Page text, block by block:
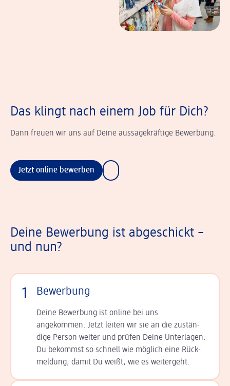
Das klingt nach einem Job für Dich?
Dann freuen wir uns auf Deine aussagekräftige Bewerbung.
Jetzt online bewerben
Deine Bewerbung ist abgeschickt –
und nun?
1 Bewerbung
Deine Bewerbung ist online bei uns
angekommen. Jetzt leiten wir sie an die zu­stän­
dige Person weiter und prüfen Deine Unterlagen.
Du bekommst so schnell wie möglich eine Rück­
meldung, damit Du weißt, wie es weitergeht.